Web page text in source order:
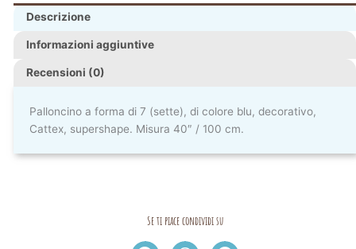
Descrizione
Informazioni aggiuntive
Recensioni (0)
Palloncino a forma di 7 (sette), di colore blu, decorativo,
Cattex, supershape. Misura 40″ / 100 cm.
Se ti piace condividi su